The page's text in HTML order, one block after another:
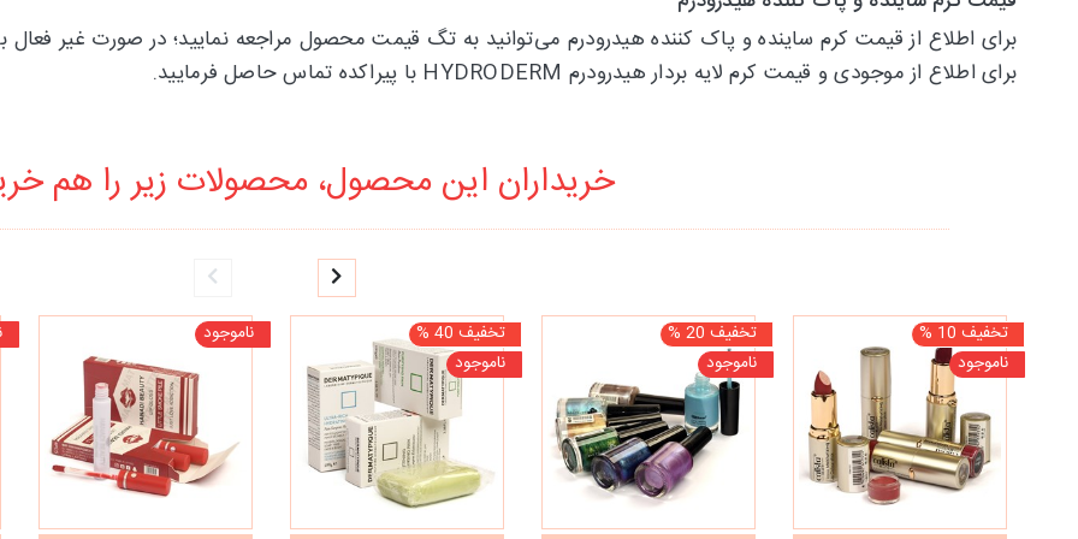
برای اطلاع از قیمت کرم ساینده و پاک کننده هیدرودرم می‌توانید به تگ قیمت محصول مراجعه نمایید؛ در صورت غیر فعال
برای اطلاع از موجودی و قیمت کرم لایه بردار هیدرودرم HYDRODERM با پیراکده تماس حاصل فرمایید.
خریداران این محصول، محصولات زیر را هم
تخفیف 10 %
ناموجود
تخفیف 20 %
ناموجود
تخفیف 40 %
ناموجود
ناموجود